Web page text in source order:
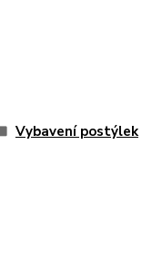
Vybavení postýlek